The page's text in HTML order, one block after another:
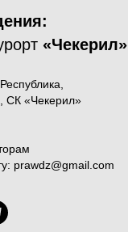
«Чекерил»
СК «Чекерил»
prawdz@gmail.com